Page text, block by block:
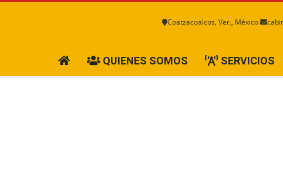
Coatzacoalcos, Ver., México
QUIENES SOMOS SERVICIOS